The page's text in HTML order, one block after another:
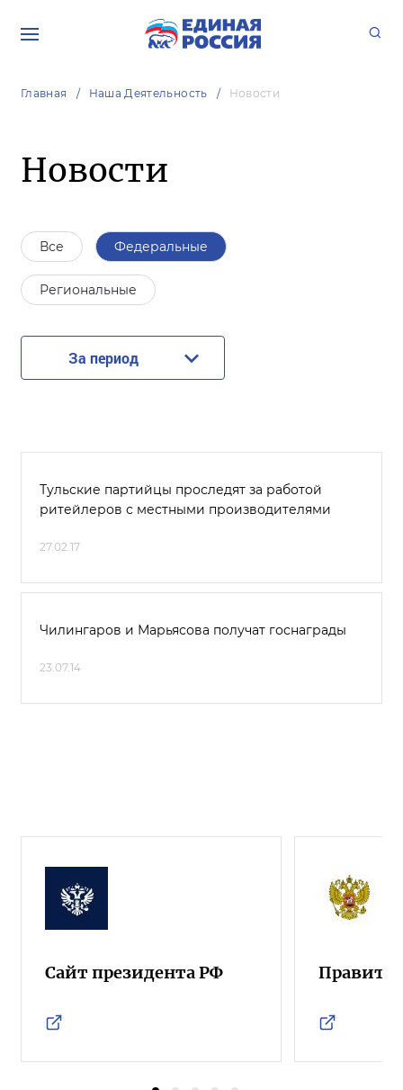
Главная Наша Деятельность Новости
Новости
Все Федеральные
Региональные
За период
Тульские партийцы проследят за работой
ритейлеров с местными производителями
27.02.17
Чилингаров и Марьясова получат госнаграды
23.07.14
Сайт президента РФ